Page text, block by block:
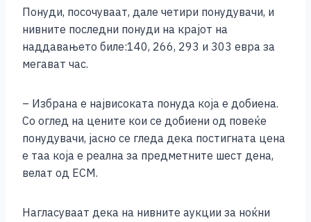
Понуди, посочуваат, дале четири понудувачи, и
нивните последни понуди на крајот на
наддавањето биле:140, 266, 293 и 303 евра за
мегават час.
– Избрана е највисоката понуда која е добиена.
Со оглед на цените кои се добиени од повеќе
понудувачи, јасно се гледа дека постигната цена
е таа која е реална за предметните шест дена,
велат од ЕСМ.
Нагласуваат дека на нивните аукции за ноќни